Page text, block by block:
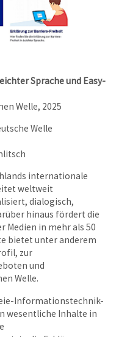
Sprache und Easy-
Welle, 2025
Welle
internationale
weltweit
dialogisch,
hinaus fördert die
Medien in mehr als 50
bietet unter anderem
zur
und
Welle.
Informationstechnik-
wesentliche Inhalte in